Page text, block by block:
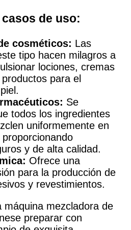
de uso:
cosméticos: Las
tipo hacen milagros a
lociones, cremas
para el
Se
todos los ingredientes
uniformemente en
y de alta calidad.
Ofrece una
para la producción de
y revestimientos.
máquina mezcladora de
preparar con